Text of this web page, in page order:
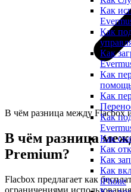
Как
Как
Как
Как
Как
Как
Как
Как
Как
Как
iPhone
В чём разница между Flacbox
В чём разница
Premium?
Flacbox предлагает как
ограничениями